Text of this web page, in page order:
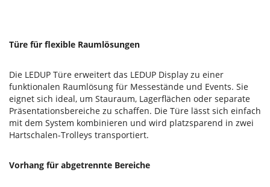
Türe für flexible Raumlösungen
Die LEDUP Türe erweitert das LEDUP Display zu einer
funktionalen Raumlösung für Messestände und Events. Sie
eignet sich ideal, um Stauraum, Lagerflächen oder separate
Präsentationsbereiche zu schaffen. Die Türe lässt sich einfach
mit dem System kombinieren und wird platzsparend in zwei
Hartschalen-Trolleys transportiert.
Vorhang für abgetrennte Bereiche